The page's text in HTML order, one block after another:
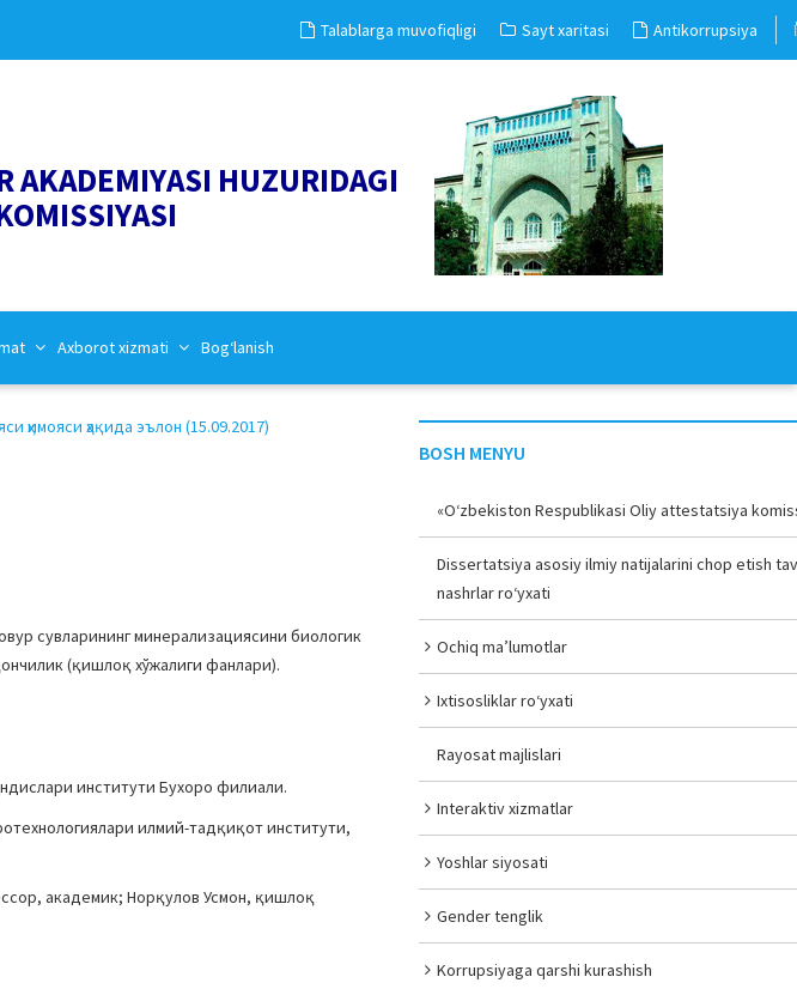
Talablarga muvofiqligi Sayt xaritasi Antikorrupsiya
AKADEMIYASI HUZURIDAGI
Axborot xizmati Bog‘lanish
ҳимояси ҳақида эълон (15.09.2017)
сувларининг минерализациясини биологик
(қишлоқ хўжалиги фанлари).
институти Бухоро филиали.
илмий-тадқиқот институти,
академик; Норқулов Усмон, қишлоқ
BOSH MENYU
«O‘zbekiston Respublikasi Oliy attestatsiya
Dissertatsiya asosiy ilmiy natijalarini chop etish
nashrlar ro‘yxati
Ochiq ma’lumotlar
Ixtisosliklar ro‘yxati
Rayosat majlislari
Interaktiv xizmatlar
Yoshlar siyosati
Gender tenglik
Korrupsiyaga qarshi kurashish